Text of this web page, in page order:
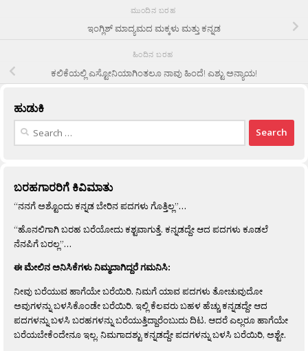
ಮುಂದಿನ ಬರಹ
ಇಂಗ್ಲಿಶ್ ಮಾದ್ಯಮದ ಮಕ್ಕಳು ಮತ್ತು ಕನ್ನಡ
ಹಿಂದಿನ ಬರಹ
ಕಲಿಕೆಯಲ್ಲಿ ಎಸ್ಟೋನಿಯಾಗಿಂತಲೂ ನಾವು ಹಿಂದೆ! ಎಶ್ಟು ಅನ್ಯಾಯ!
ಹುಡುಕಿ
Search
ಬರಹಗಾರರಿಗೆ ಕಿವಿಮಾತು
“ನನಗೆ ಅಶ್ಟೊಂದು ಕನ್ನಡ ಬೇರಿನ ಪದಗಳು ಗೊತ್ತಿಲ್ಲ”…
“ಹೊನಲಿಗಾಗಿ ಬರಹ ಬರೆಯೋದು ಕಶ್ಟವಾಗುತ್ತೆ. ಕನ್ನಡದ್ದೇ ಆದ ಪದಗಳು ಕೂಡಲೆ
ನೆನಪಿಗೆ ಬರಲ್ಲ”…
ಈ ಮೇಲಿನ ಅನಿಸಿಕೆಗಳು ನಿಮ್ಮದಾಗಿದ್ದರೆ ಗಮನಿಸಿ:
ನೀವು ಬರೆಯುವ ಹಾಗೆಯೇ ಬರೆಯಿರಿ. ನಿಮಗೆ ಯಾವ ಪದಗಳು ತೋಚುವುದೋ
ಅವುಗಳನ್ನು ಬಳಸಿಕೊಂಡೇ ಬರೆಯಿರಿ. ಇಲ್ಲಿ ಕೆಲವರು ಬಹಳ ಹೆಚ್ಚು ಕನ್ನಡದ್ದೇ ಆದ
ಪದಗಳನ್ನು ಬಳಸಿ ಬರಹಗಳನ್ನು ಬರೆಯುತ್ತಿದ್ದಾರೆಂಬುದು ದಿಟ. ಆದರೆ ಎಲ್ಲರೂ ಹಾಗೆಯೇ
ಬರೆಯಬೇಕೆಂದೇನೂ ಇಲ್ಲ. ನಿಮಗಾದಶ್ಟು ಕನ್ನಡದ್ದೇ ಪದಗಳನ್ನು ಬಳಸಿ ಬರೆಯಿರಿ, ಅಶ್ಟೇ.